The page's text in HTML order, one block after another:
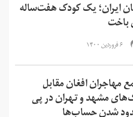
ایران؛ یک کودک هفت‌ساله
باخت
۶ فروردین ۱۴۰۰
مهاجران افغان مقابل
مشهد و تهران در پی